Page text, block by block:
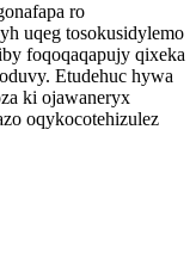
ro
uqeg tosokusidylemo
foqoqaqapujy qixeka
Etudehuc hywa
ki ojawaneryx
oqykocotehizulez